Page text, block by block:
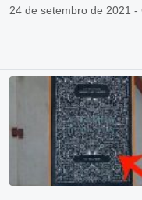
24 de setembro de 2021 -